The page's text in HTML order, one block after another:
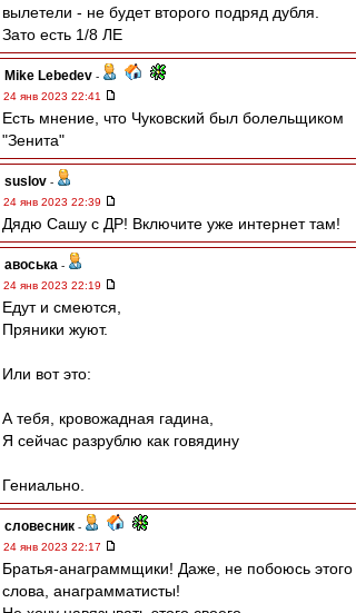
вылетели - не будет второго подряд дубля.
Зато есть 1/8 ЛЕ
Mike Lebedev -
24 янв 2023 22:41
Есть мнение, что Чуковский был болельщиком
"Зенита"
suslov -
24 янв 2023 22:39
Дядю Сашу с ДР! Включите уже интернет там!
авоська -
24 янв 2023 22:19
Едут и смеются,
Пряники жуют.
Или вот это:
А тебя, кровожадная гадина,
Я сейчас разрублю как говядину
Гениально.
словесник -
24 янв 2023 22:17
Братья-анаграммщики! Даже, не побоюсь этого
слова, анаграмматисты!